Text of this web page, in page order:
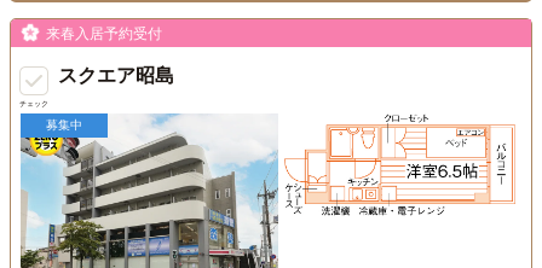
チェック
来春入居予約受付
スクエア昭島
募集中